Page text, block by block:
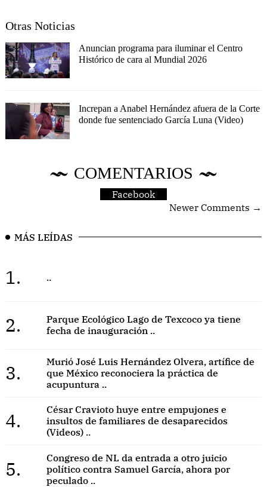
Otras Noticias
Anuncian programa para iluminar el Centro
Histórico de cara al Mundial 2026
Increpan a Anabel Hernández afuera de la Corte
donde fue sentenciado García Luna (Video)
COMENTARIOS
Facebook
Newer Comments →
MÁS LEÍDAS
1. ..
2.
Parque Ecológico Lago de Texcoco ya tiene
fecha de inauguración ..
3.
Murió José Luis Hernández Olvera, artífice de
que México reconociera la práctica de
acupuntura ..
4.
César Cravioto huye entre empujones e
insultos de familiares de desaparecidos
(Videos) ..
5.
Congreso de NL da entrada a otro juicio
político contra Samuel García, ahora por
peculado ..